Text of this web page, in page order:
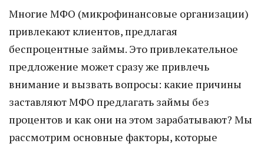
Многие МФО (микрофинансовые организации)
привлекают клиентов, предлагая
беспроцентные займы. Это привлекательное
предложение может сразу же привлечь
внимание и вызвать вопросы: какие причины
заставляют МФО предлагать займы без
процентов и как они на этом зарабатывают? Мы
рассмотрим основные факторы, которые